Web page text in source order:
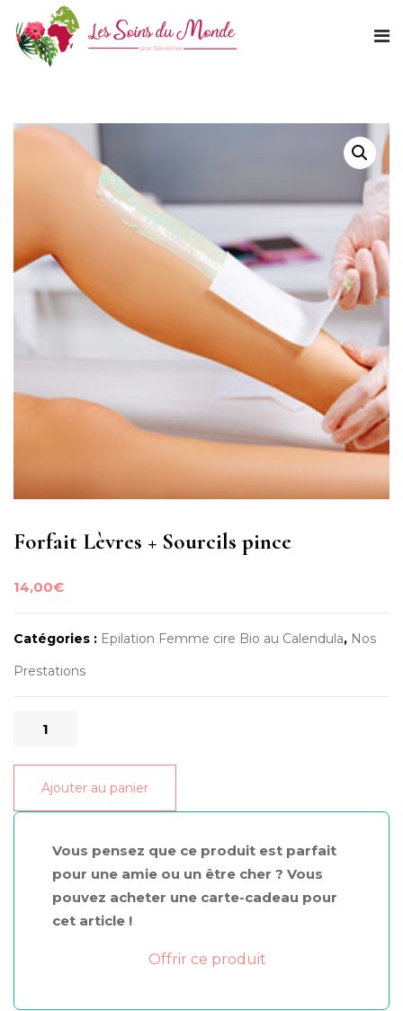
Forfait Lèvres + Sourcils pince
14,00€
Catégories : Epilation Femme cire Bio au Calendula, Nos
Prestations
quantité
Forfait
Lèvres
+
Ajouter au panier
Vous pensez que ce produit est parfait
pour une amie ou un être cher ? Vous
pouvez acheter une carte-cadeau pour
cet article !
Offrir ce produit